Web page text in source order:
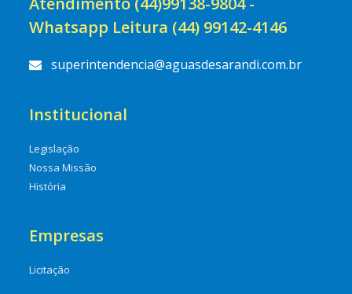
Whatsapp Leitura (44) 99142-4146
superintendencia@aguasdesarandi.com.br
Institucional
Legislação
Nossa Missão
História
Empresas
Licitação